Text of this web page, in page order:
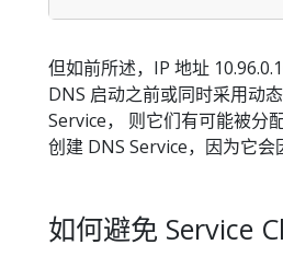
但如前所述，IP 地址
DNS 启动之前或同时采用动
Service， 则它们有可能被分
创建 DNS Service，因为它会
如何避免 Service